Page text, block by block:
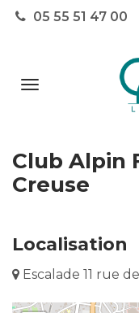
05 55 51 47 00
Aller
Club Alpin
Creuse
Localisation
Escalade 11 rue